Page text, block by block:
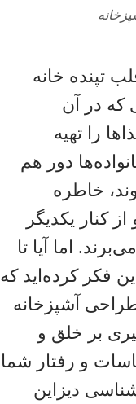
تپنده خانه
که در آن
را تهیه
دور هم
خاطره
کنار یکدیگر
اما آیا تا
فکر کرده‌اید که
آشپزخانه
بر خلق و
و رفتار شما
دیزاین